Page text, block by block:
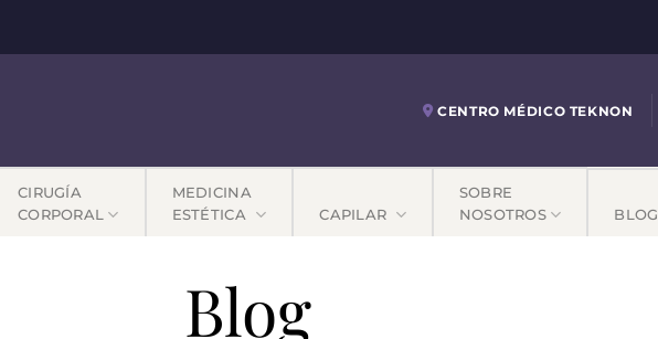
CENTRO MÉDICO TEKNON
CIRUGÍA
CORPORAL
MEDICINA
ESTÉTICA
CAPILAR
SOBRE
NOSOTROS
BLOG
Blog